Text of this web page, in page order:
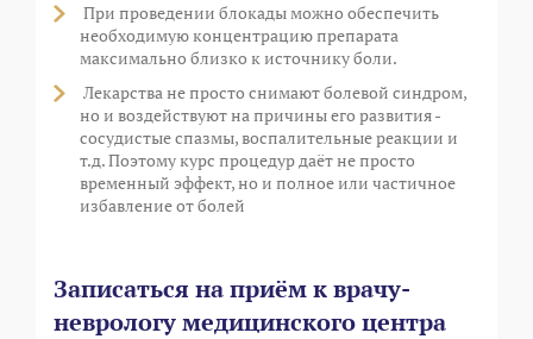
При проведении блокады можно обеспечить
необходимую концентрацию препарата
максимально близко к источнику боли.
Лекарства не просто снимают болевой синдром,
но и воздействуют на причины его развития -
сосудистые спазмы, воспалительные реакции и
т.д. Поэтому курс процедур даёт не просто
временный эффект, но и полное или частичное
избавление от болей
Записаться на приём к врачу-
неврологу медицинского центра